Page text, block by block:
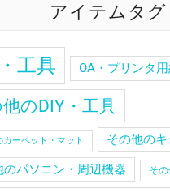
アイテムタグ
工具 OA・プリンタ
のDIY・工具
カーペット・マット その他の
のパソコン・周辺機器 そ